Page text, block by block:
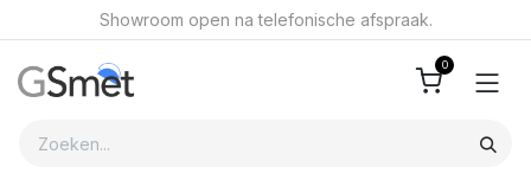
Overslaan naar inhoudShowroom open na telefonische afspraak.
0